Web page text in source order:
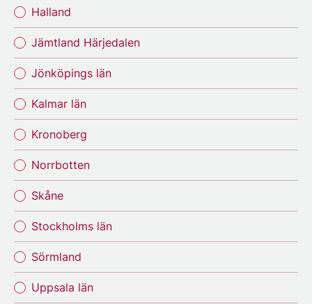
Halland
Jämtland Härjedalen
Jönköpings län
Kalmar län
Kronoberg
Norrbotten
Skåne
Stockholms län
Sörmland
Uppsala län